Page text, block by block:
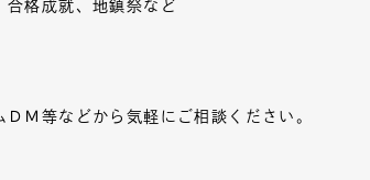
合格成就、地鎮祭など
Ｍ等などから気軽にご相談ください。